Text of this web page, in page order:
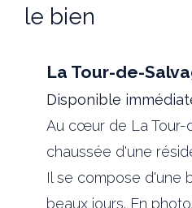
le bien
La Tour-de-
Disponible
Au cœur de La Tour-
chaussée d'une
Il se compose d'une
beaux jours. En